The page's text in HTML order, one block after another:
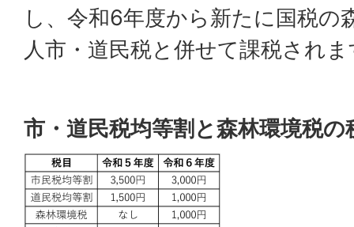
し、令和6年度から新たに国税の
人市・道民税と併せて課税され
市・道民税均等割と森林環境税の